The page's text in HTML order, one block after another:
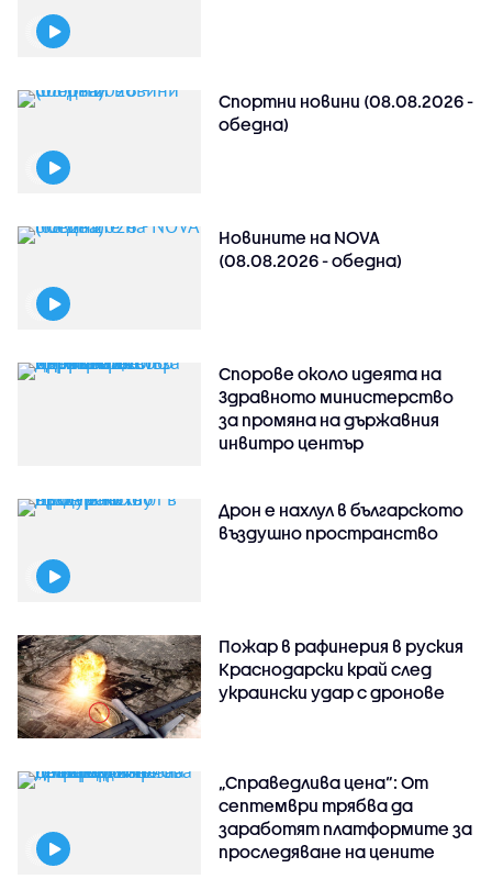
Спортни новини (08.08.2026 -
обедна)
Новините на NOVA
(08.08.2026 - обедна)
Спорове около идеята на
Здравното министерство
за промяна на държавния
инвитро център
Дрон е нахлул в българското
въздушно пространство
Пожар в рафинерия в руския
Краснодарски край след
украински удар с дронове
„Справедлива цена“: От
септември трябва да
заработят платформите за
проследяване на цените